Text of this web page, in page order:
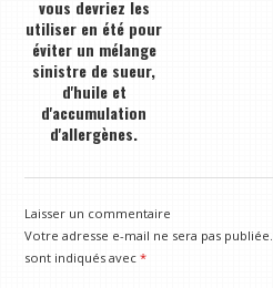
vous devriez les
utiliser en été pour
éviter un mélange
sinistre de sueur,
d'huile et
d'accumulation
d'allergènes.
Laisser un commentaire
Votre adresse e-mail ne sera pas publiée.
sont indiqués avec*